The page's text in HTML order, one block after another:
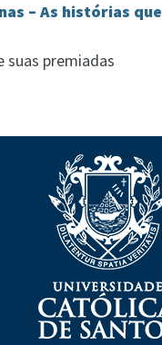
– As histórias que
suas premiadas